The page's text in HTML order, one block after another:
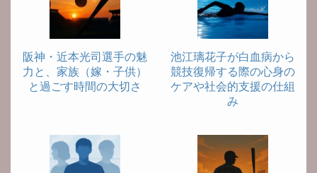
阪神・近本光司選手の魅
力と、家族（嫁・子供）
と過ごす時間の大切さ
池江璃花子が白血病から
競技復帰する際の心身の
ケアや社会的支援の仕組
み